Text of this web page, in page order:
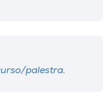
palestra.